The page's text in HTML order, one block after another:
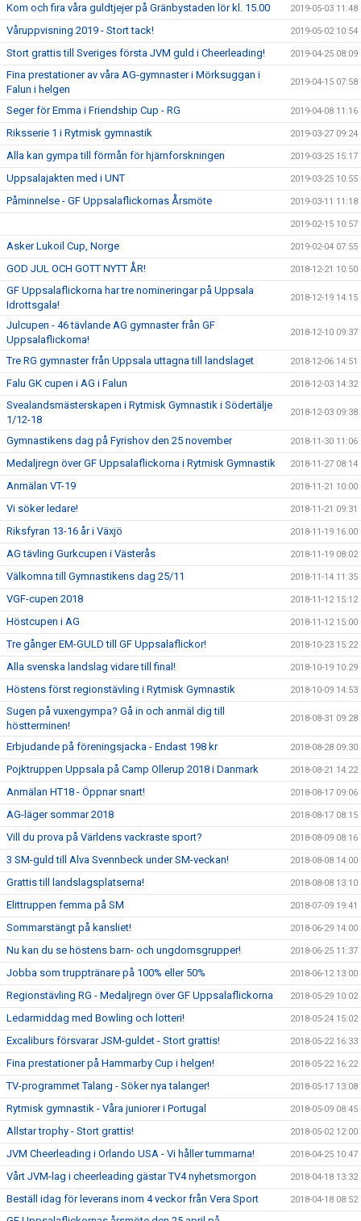
Kom och fira våra guldtjejer på Gränbystaden lör kl. 15.00 2019-05-03 11:48
Våruppvisning 2019 - Stort tack! 2019-05-02 10:54
Stort grattis till Sveriges första JVM guld i Cheerleading! 2019-04-25 08:09
Fina prestationer av våra AG-gymnaster i Mörksuggan i
Falun i helgen
2019-04-15 07:58
Seger för Emma i Friendship Cup - RG 2019-04-08 11:16
Riksserie 1 i Rytmisk gymnastik 2019-03-27 09:24
Alla kan gympa till förmån för hjärnforskningen 2019-03-25 15:17
Uppsalajakten med i UNT 2019-03-25 10:55
Påminnelse - GF Uppsalaflickornas Årsmöte 2019-03-11 11:18
2019-02-15 10:57
Asker Lukoil Cup, Norge 2019-02-04 07:55
GOD JUL OCH GOTT NYTT ÅR! 2018-12-21 10:50
GF Uppsalaflickorna har tre nomineringar på Uppsala
Idrottsgala!
2018-12-19 14:15
Julcupen - 46 tävlande AG gymnaster från GF
Uppsalaflickorna!
2018-12-10 09:37
Tre RG gymnaster från Uppsala uttagna till landslaget 2018-12-06 14:51
Falu GK cupen i AG i Falun 2018-12-03 14:32
Svealandsmästerskapen i Rytmisk Gymnastik i Södertälje
1/12-18
2018-12-03 09:38
Gymnastikens dag på Fyrishov den 25 november 2018-11-30 11:06
Medaljregn över GF Uppsalaflickorna i Rytmisk Gymnastik 2018-11-27 08:14
Anmälan VT-19 2018-11-21 10:00
Vi söker ledare! 2018-11-21 09:31
Riksfyran 13-16 år i Växjö 2018-11-19 16:00
AG tävling Gurkcupen i Västerås 2018-11-19 08:02
Välkomna till Gymnastikens dag 25/11 2018-11-14 11:35
VGF-cupen 2018 2018-11-12 15:12
Höstcupen i AG 2018-11-12 15:00
Tre gånger EM-GULD till GF Uppsalaflickor! 2018-10-23 15:22
Alla svenska landslag vidare till final! 2018-10-19 10:29
Höstens först regionstävling i Rytmisk Gymnastik 2018-10-09 14:53
Sugen på vuxengympa? Gå in och anmäl dig till
höstterminen!
2018-08-31 09:28
Erbjudande på föreningsjacka - Endast 198 kr 2018-08-28 09:30
Pojktruppen Uppsala på Camp Ollerup 2018 i Danmark 2018-08-21 14:22
Anmälan HT18 - Öppnar snart! 2018-08-17 09:06
AG-läger sommar 2018 2018-08-17 08:15
Vill du prova på Världens vackraste sport? 2018-08-09 08:16
3 SM-guld till Alva Svennbeck under SM-veckan! 2018-08-08 14:00
Grattis till landslagsplatserna! 2018-08-08 13:10
Elittruppen femma på SM 2018-07-09 19:41
Sommarstängt på kansliet! 2018-06-29 14:00
Nu kan du se höstens barn- och ungdomsgrupper! 2018-06-25 11:37
Jobba som trupptränare på 100% eller 50% 2018-06-12 13:00
Regionstävling RG - Medaljregn över GF Uppsalaflickorna 2018-05-29 10:02
Ledarmiddag med Bowling och lotteri! 2018-05-24 15:02
Excaliburs försvarar JSM-guldet - Stort grattis! 2018-05-22 16:33
Fina prestationer på Hammarby Cup i helgen! 2018-05-22 16:22
TV-programmet Talang - Söker nya talanger! 2018-05-17 13:08
Rytmisk gymnastik - Våra juniorer i Portugal 2018-05-09 08:45
Allstar trophy - Stort grattis! 2018-05-02 12:00
JVM Cheerleading i Orlando USA - Vi håller tummarna! 2018-04-25 10:47
Vårt JVM-lag i cheerleading gästar TV4 nyhetsmorgon 2018-04-18 13:32
Beställ idag för leverans inom 4 veckor från Vera Sport 2018-04-18 08:52